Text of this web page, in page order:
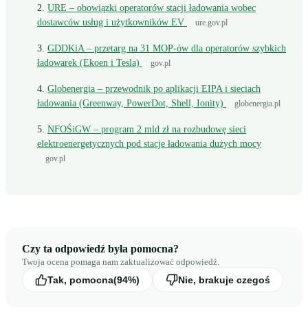
URE – obowiązki operatorów stacji ładowania wobec
dostawców usług i użytkowników EV
ure.gov.pl
GDDKiA – przetarg na 31 MOP-ów dla operatorów szybkich
ładowarek (Ekoen i Tesla)
gov.pl
Globenergia – przewodnik po aplikacji EIPA i sieciach
ładowania (Greenway, PowerDot, Shell, Ionity)
globenergia.pl
NFOŚiGW – program 2 mld zł na rozbudowę sieci
elektroenergetycznych pod stacje ładowania dużych mocy
gov.pl
Czy ta odpowiedź była pomocna?
Twoja ocena pomaga nam zaktualizować odpowiedź.
Tak, pomocna(94%) Nie, brakuje czegoś